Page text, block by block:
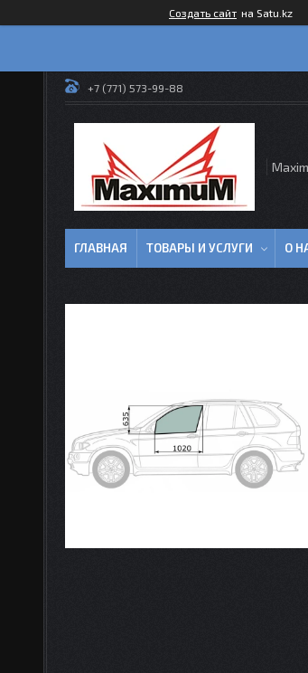
Создать сайт на Satu.kz
+7 (771) 573-99-88
ГЛАВНАЯ ТОВАРЫ И УСЛУГИ О